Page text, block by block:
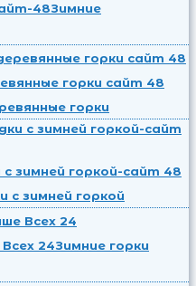
Зимние
горки
с зимней горкой
Зимние горки